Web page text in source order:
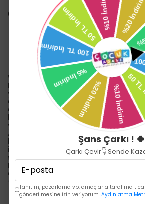
14 gün içinde iade değişim
Ürün Açıklaması
Wee Baby Pipetli Bardak 300 ml
Hava akış aparatı, bebeklerin beslenme
yutmalarını önler. Kolik sancısının
olur. Beslenme sonrası kusma, gaz ve
azaltılmasına yardımcı olur. Emzik
beslenme esnasında emziğin çökme
yapışmasını önler. Konforlu ve
Ambalajın içinde hava kanalını
bulunmaktadır. Biberon üstündeki
için uygundur. 6 - 18 ay kullanımı için 2
sonrası için 3 numara biberon emziği
Fda onaylı hammaddelerden
cihazlarında temizlemeye uygundur.
(polipropilen)den üretilmiştir.
Şans Çarkı ! 🍀
Çarkı Çevir👇 Sende
Tanıtım, pazarlama vb. amaçlarla tarafıma
gönderilmesine izin veriyorum.Aydınlatma